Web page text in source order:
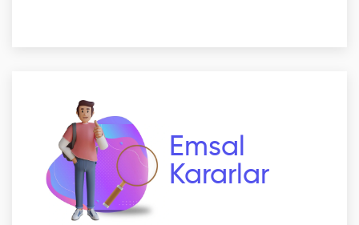
Emsal
Kararlar